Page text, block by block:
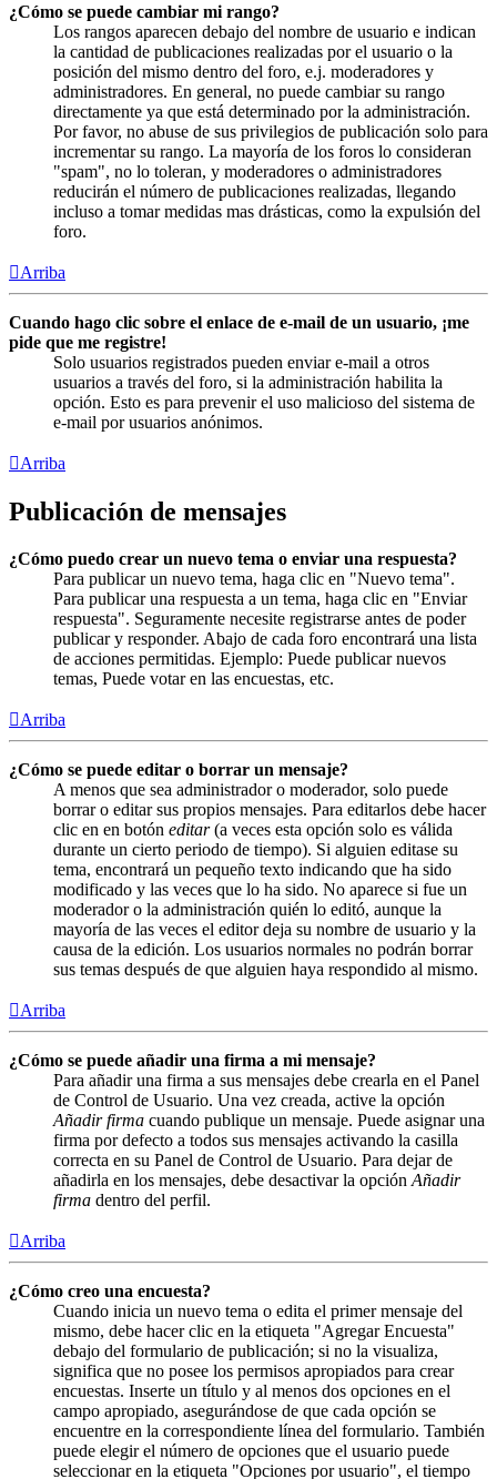
¿Cómo se puede cambiar mi rango?
Los rangos aparecen debajo del nombre de usuario e indican
la cantidad de publicaciones realizadas por el usuario o la
posición del mismo dentro del foro, e.j. moderadores y
administradores. En general, no puede cambiar su rango
directamente ya que está determinado por la administración.
Por favor, no abuse de sus privilegios de publicación solo para
incrementar su rango. La mayoría de los foros lo consideran
"spam", no lo toleran, y moderadores o administradores
reducirán el número de publicaciones realizadas, llegando
incluso a tomar medidas mas drásticas, como la expulsión del
foro.
Arriba
Cuando hago clic sobre el enlace de e-mail de un usuario, ¡me
pide que me registre!
Solo usuarios registrados pueden enviar e-mail a otros
usuarios a través del foro, si la administración habilita la
opción. Esto es para prevenir el uso malicioso del sistema de
e-mail por usuarios anónimos.
Arriba
Publicación de mensajes
¿Cómo puedo crear un nuevo tema o enviar una respuesta?
Para publicar un nuevo tema, haga clic en "Nuevo tema".
Para publicar una respuesta a un tema, haga clic en "Enviar
respuesta". Seguramente necesite registrarse antes de poder
publicar y responder. Abajo de cada foro encontrará una lista
de acciones permitidas. Ejemplo: Puede publicar nuevos
temas, Puede votar en las encuestas, etc.
Arriba
¿Cómo se puede editar o borrar un mensaje?
A menos que sea administrador o moderador, solo puede
borrar o editar sus propios mensajes. Para editarlos debe hacer
clic en en botón editar(a veces esta opción solo es válida
durante un cierto periodo de tiempo). Si alguien editase su
tema, encontrará un pequeño texto indicando que ha sido
modificado y las veces que lo ha sido. No aparece si fue un
moderador o la administración quién lo editó, aunque la
mayoría de las veces el editor deja su nombre de usuario y la
causa de la edición. Los usuarios normales no podrán borrar
sus temas después de que alguien haya respondido al mismo.
Arriba
¿Cómo se puede añadir una firma a mi mensaje?
Para añadir una firma a sus mensajes debe crearla en el Panel
de Control de Usuario. Una vez creada, active la opción
Añadir firma cuando publique un mensaje. Puede asignar una
firma por defecto a todos sus mensajes activando la casilla
correcta en su Panel de Control de Usuario. Para dejar de
añadirla en los mensajes, debe desactivar la opción Añadir
firma dentro del perfil.
Arriba
¿Cómo creo una encuesta?
Cuando inicia un nuevo tema o edita el primer mensaje del
mismo, debe hacer clic en la etiqueta "Agregar Encuesta"
debajo del formulario de publicación; si no la visualiza,
significa que no posee los permisos apropiados para crear
encuestas. Inserte un título y al menos dos opciones en el
campo apropiado, asegurándose de que cada opción se
encuentre en la correspondiente línea del formulario. También
puede elegir el número de opciones que el usuario puede
seleccionar en la etiqueta "Opciones por usuario", el tiempo